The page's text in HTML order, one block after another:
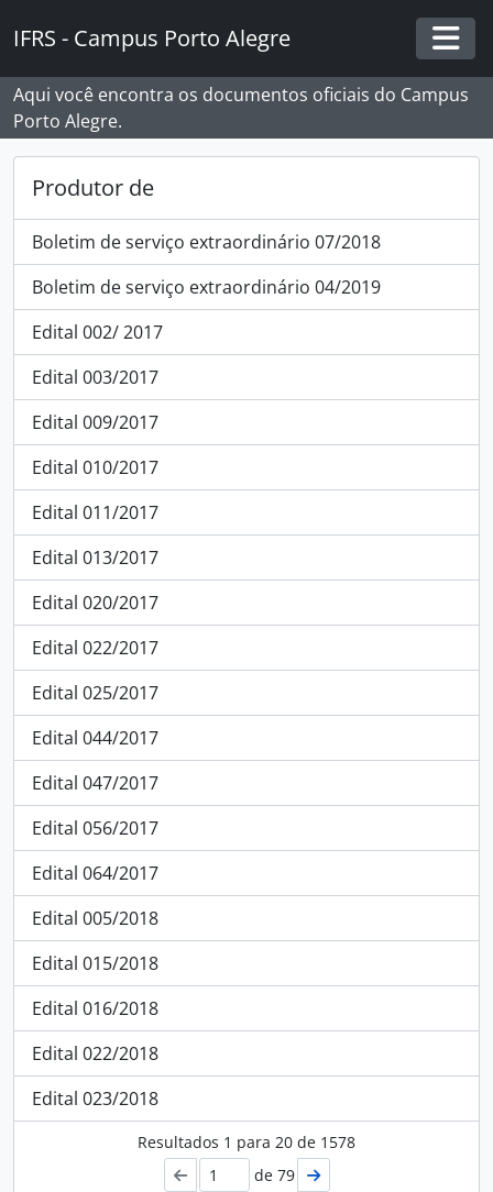
IFRS - Campus Porto Alegre
Aqui você encontra os documentos oficiais do Campus
Porto Alegre.
Produtor de
Boletim de serviço extraordinário 07/2018
Boletim de serviço extraordinário 04/2019
Edital 002/ 2017
Edital 003/2017
Edital 009/2017
Edital 010/2017
Edital 011/2017
Edital 013/2017
Edital 020/2017
Edital 022/2017
Edital 025/2017
Edital 044/2017
Edital 047/2017
Edital 056/2017
Edital 064/2017
Edital 005/2018
Edital 015/2018
Edital 016/2018
Edital 022/2018
Edital 023/2018
Resultados 1 para 20 de 1578
de 79